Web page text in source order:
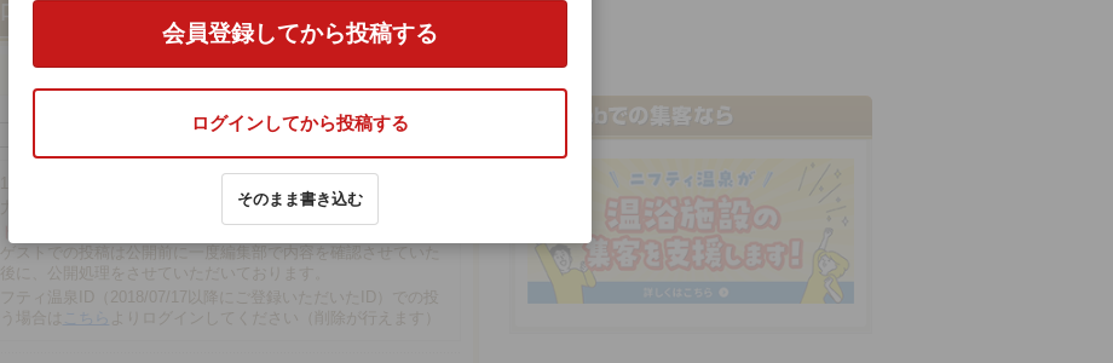
コミをする
文字以内
での投稿は、再編集や削除ができませんので注意ください。
ゲストでの投稿は公開前に一度編集部で内容を確認させていた
後に、公開処理をさせていただいております。
フティ温泉ID（2018/07/17以降にご登録いただいたID）での投
場合は
こちら よりログインしてください（削除が行えます）
会員登録してから投稿する
ログインしてから投稿する
そのまま書き込む